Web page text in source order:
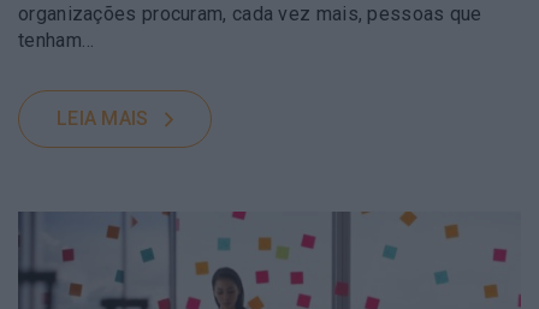
organizações procuram, cada vez mais, pessoas que
tenham…
LEIA MAIS